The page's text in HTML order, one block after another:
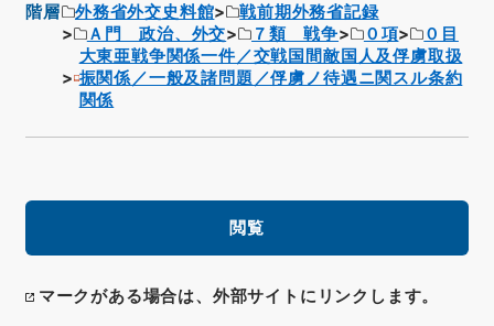
階層 外務省外交史料館
戦前期外務省記録
Ａ門 政治、外交
７類 戦争 ０項
０目
大東亜戦争関係一件／交戦国間敵国人及俘虜取扱
振関係／一般及諸問題／俘虜ノ待遇ニ関スル条約
関係
閲覧
マークがある場合は、外部サイトにリンクします。